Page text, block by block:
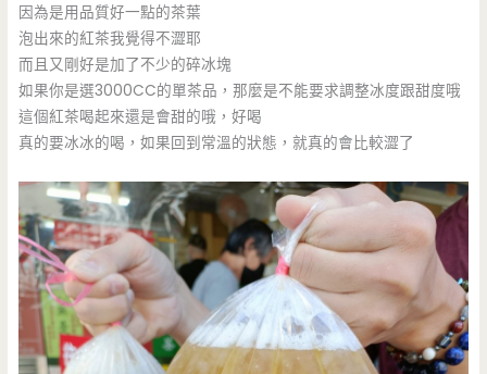
因為是用品質好一點的茶葉
泡出來的紅茶我覺得不澀耶
而且又剛好是加了不少的碎冰塊
如果你是選3000CC的單茶品，那麼是不能要求調整冰度跟甜度哦
這個紅茶喝起來還是會甜的哦，好喝
真的要冰冰的喝，如果回到常溫的狀態，就真的會比較澀了